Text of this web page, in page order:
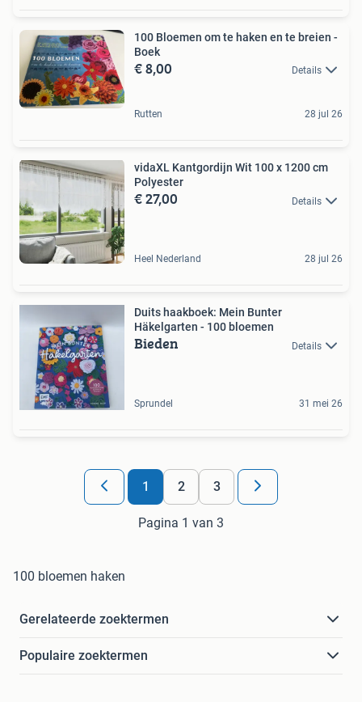
100 Bloemen om te haken en te breien -
Boek
€ 8,00 Details
Rutten 28 jul 26
vidaXL Kantgordijn Wit 100 x 1200 cm
Polyester
€ 27,00 Details
Heel Nederland 28 jul 26
Duits haakboek: Mein Bunter
Häkelgarten - 100 bloemen
Bieden Details
Sprundel 31 mei 26
1 2 3
Pagina 1 van 3
100 bloemen haken
Gerelateerde zoektermen
Populaire zoektermen